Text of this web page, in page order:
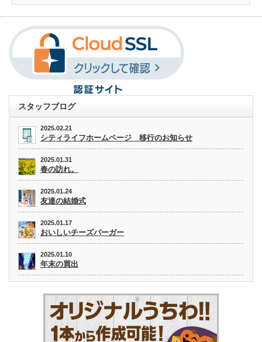
スタッフブログ
2025.02.21
シティライフホームページ 移行のお知らせ
2025.01.31
春の訪れ。
2025.01.24
友達の結婚式
2025.01.17
おいしいチーズバーガー
2025.01.10
年末の買出